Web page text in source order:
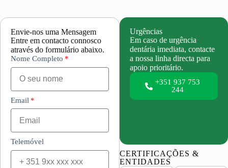
Envie-nos uma Mensagem
Entre em contacto connosco
através do formulário abaixo.
Nome Completo
Email
Telemóvel
Urgências
Em caso de urgência
dentária imediata, contacte
a nossa linha directa para
apoio prioritário.
+351 937 753
244
CERTIFICAÇÕES &
ENTIDADES